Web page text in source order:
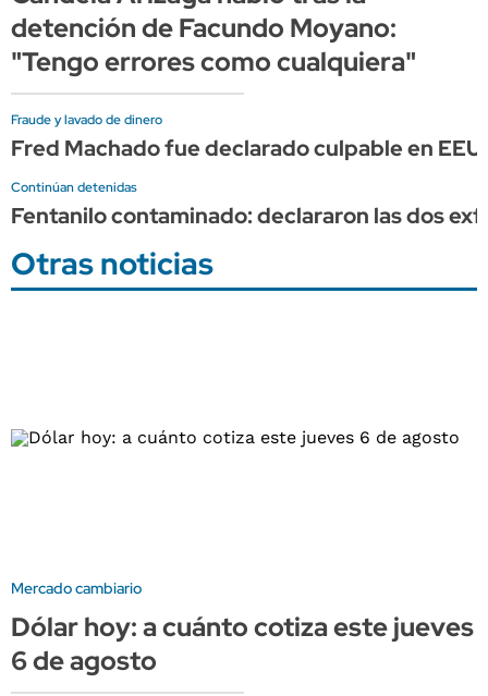
detención de Facundo Moyano:
"Tengo errores como cualquiera"
Fraude y lavado de dinero
Fred Machado fue declarado culpable en
Continúan detenidas
Fentanilo contaminado: declararon las dos
Otras noticias
Mercado cambiario
Dólar hoy: a cuánto cotiza este jueves
6 de agosto